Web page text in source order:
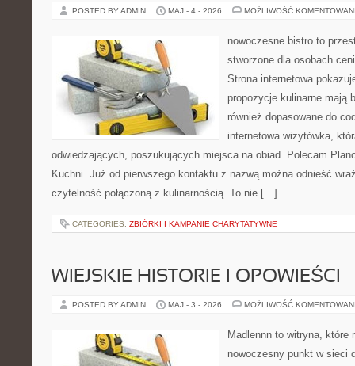
POSTED BY ADMIN MAJ - 4 - 2026 MOŻLIWOŚĆ
nowoczesne bistro to
stworzone dla osobach
Strona internetowa
propozycje kulinarne mają
również dopasowane do
internetowa wizytówka,
odwiedzających, poszukujących miejsca na obiad. Polecam
Kuchni. Już od pierwszego kontaktu z nazwą można odnieść
czytelność połączoną z kulinarnością. To nie […]
CATEGORIES: ZBIÓRKI I KAMPANIE CHARYTATYWNE
WIEJSKIE HISTORIE I OPOWIEŚCI
POSTED BY ADMIN MAJ - 3 - 2026 MOŻLIWOŚĆ
Madlennn to witryna, które
nowoczesny punkt w sieci